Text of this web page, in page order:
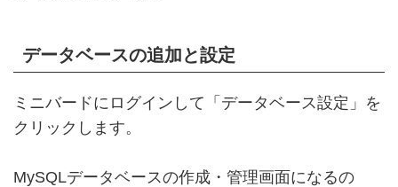
データベースの追加と設定
ミニバードにログインして「データベース設定」を
クリックします。
MySQLデータベースの作成・管理画面になるの